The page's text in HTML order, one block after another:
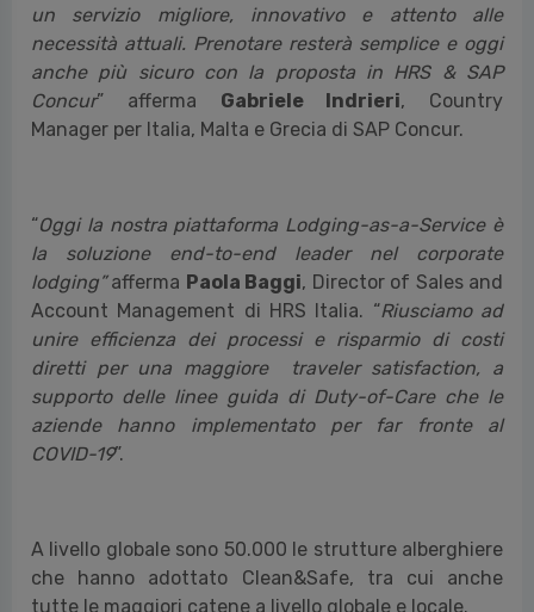
un servizio migliore, innovativo e attento alle
necessità attuali. Prenotare resterà semplice e oggi
anche più sicuro con la proposta in HRS & SAP
Concur” afferma Gabriele Indrieri, Country
Manager per Italia, Malta e Grecia di SAP Concur.
“Oggi la nostra piattaforma Lodging-as-a-Service è
la soluzione end-to-end leader nel corporate
lodging”afferma Paola Baggi, Director of Sales and
Account Management di HRS Italia. “Riusciamo ad
unire efficienza dei processi e risparmio di costi
diretti per una maggiore traveler satisfaction, a
supporto delle linee guida di Duty-of-Care che le
aziende hanno implementato per far fronte al
COVID-19”.
A livello globale sono 50.000 le strutture alberghiere
che hanno adottato Clean&Safe, tra cui anche
tutte le maggiori catene a livello globale e locale.